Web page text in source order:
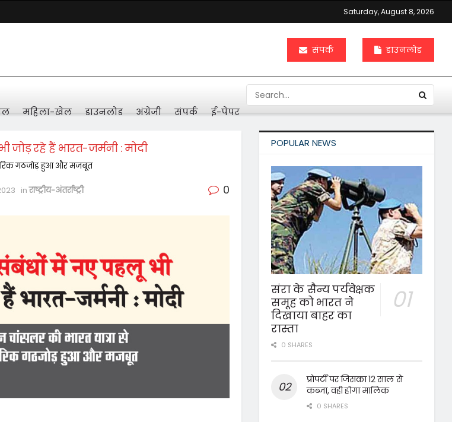
Saturday, August 8, 2026
संपर्क डाउनलोड
महिला-खेल डाउनलोड अंग्रेजी संपर्क ई-पेपर
रहे हैं भारत-जर्मनी : मोदी
गठजोड़ हुआ और मजबूत
in राष्ट्रीय-अंतर्राष्ट्री 0
POPULAR NEWS
संरा के सैन्य पर्यवेक्षक
समूह को भारत ने
दिखाया बाहर का
रास्ता
0 SHARES
प्रोपर्टी पर जिसका 12 साल से
कब्जा, वही होगा मालिक
0 SHARES